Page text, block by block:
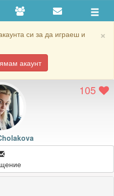
×
си за да играеш и
акаунт
105